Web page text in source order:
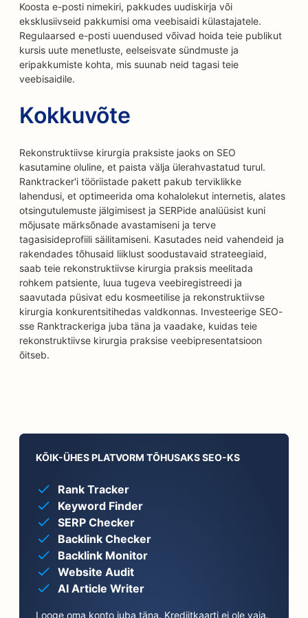
Koosta e-posti nimekiri, pakkudes uudiskirja või
eksklusiivseid pakkumisi oma veebisaidi külastajatele.
Regulaarsed e-posti uuendused võivad hoida teie publikut
kursis uute menetluste, eelseisvate sündmuste ja
eripakkumiste kohta, mis suunab neid tagasi teie
veebisaidile.
Kokkuvõte
Rekonstruktiivse kirurgia praksiste jaoks on SEO
kasutamine oluline, et paista välja ülerahvastatud turul.
Ranktracker'i tööriistade pakett pakub terviklikke
lahendusi, et optimeerida oma kohalolekut internetis, alates
otsingutulemuste jälgimisest ja SERPide analüüsist kuni
mõjusate märksõnade avastamiseni ja terve
tagasisideprofiili säilitamiseni. Kasutades neid vahendeid ja
rakendades tõhusaid liiklust soodustavaid strateegiaid,
saab teie rekonstruktiivse kirurgia praksis meelitada
rohkem patsiente, luua tugeva veebiregistreedi ja
saavutada püsivat edu kosmeetilise ja rekonstruktiivse
kirurgia konkurentsitihedas valdkonnas. Investeerige SEO-
sse Ranktrackeriga juba täna ja vaadake, kuidas teie
rekonstruktiivse kirurgia praksise veebipresentatsioon
õitseb.
KÕIK-ÜHES PLATVORM TÕHUSAKS SEO-KS
Rank Tracker
Keyword Finder
SERP Checker
Backlink Checker
Backlink Monitor
Website Audit
AI Article Writer
Looge oma konto juba täna. Krediitkaarti ei ole vaja.